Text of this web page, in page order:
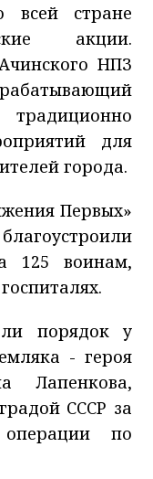
стране
акции.
НПЗ
для
города.
Первых»
125 воинам,
порядок у
- героя
Лапенкова,
СССР за
по